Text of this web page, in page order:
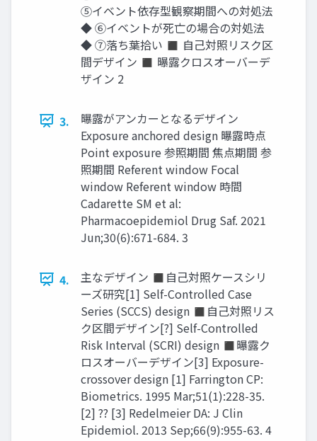
⑤イベント依存型観察期間への対処法
◆ ⑥イベントが死亡の場合の対処法
◆ ⑦落ち葉拾い ◼ 自己対照リスク区
間デザイン ◼ 曝露クロスオーバーデ
ザイン 2
3.
曝露がアンカーとなるデザイン
Exposure anchored design 曝露時点
Point exposure 参照期間 焦点期間 参
照期間 Referent window Focal
window Referent window 時間
Cadarette SM et al:
Pharmacoepidemiol Drug Saf. 2021
Jun;30(6):671-684. 3
4.
主なデザイン ◼自己対照ケースシリ
ーズ研究[1] Self-Controlled Case
Series (SCCS) design ◼自己対照リス
ク区間デザイン[?] Self-Controlled
Risk Interval (SCRI) design ◼曝露ク
ロスオーバーデザイン[3] Exposure-
crossover design [1] Farrington CP:
Biometrics. 1995 Mar;51(1):228-35.
[2] ?? [3] Redelmeier DA: J Clin
Epidemiol. 2013 Sep;66(9):955-63. 4